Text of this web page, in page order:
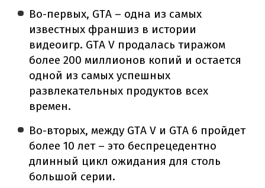
Во-первых, GTA – одна из самых
известных франшиз в истории
видеоигр. GTA V продалась тиражом
более 200 миллионов копий и остается
одной из самых успешных
развлекательных продуктов всех
времен.
Во-вторых, между GTA V и GTA 6 пройдет
более 10 лет – это беспрецедентно
длинный цикл ожидания для столь
большой серии.